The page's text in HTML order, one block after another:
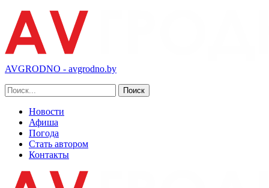
AVGRODNO - avgrodno.by
Новости
Афиша
Погода
Стать автором
Контакты